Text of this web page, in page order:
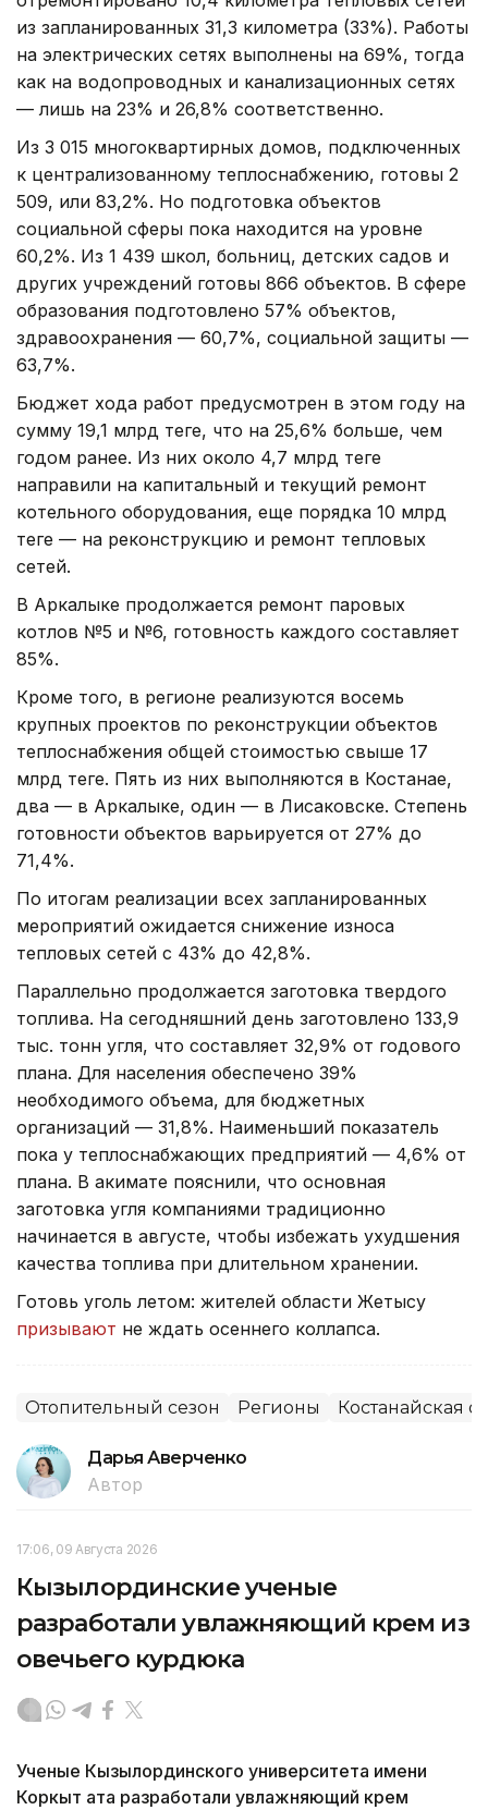
из запланированных 31,3 километра (33%). Работы
на электрических сетях выполнены на 69%, тогда
как на водопроводных и канализационных сетях
— лишь на 23% и 26,8% соответственно.
Из 3 015 многоквартирных домов, подключенных
к централизованному теплоснабжению, готовы 2
509, или 83,2%. Но подготовка объектов
социальной сферы пока находится на уровне
60,2%. Из 1 439 школ, больниц, детских садов и
других учреждений готовы 866 объектов. В сфере
образования подготовлено 57% объектов,
здравоохранения — 60,7%, социальной защиты —
63,7%.
Бюджет хода работ предусмотрен в этом году на
сумму 19,1 млрд теңге, что на 25,6% больше, чем
годом ранее. Из них около 4,7 млрд теңге
направили на капитальный и текущий ремонт
котельного оборудования, еще порядка 10 млрд
теңге — на реконструкцию и ремонт тепловых
сетей.
В Аркалыке продолжается ремонт паровых
котлов №5 и №6, готовность каждого составляет
85%.
Кроме того, в регионе реализуются восемь
крупных проектов по реконструкции объектов
теплоснабжения общей стоимостью свыше 17
млрд теңге. Пять из них выполняются в Костанае,
два — в Аркалыке, один — в Лисаковске. Степень
готовности объектов варьируется от 27% до
71,4%.
По итогам реализации всех запланированных
мероприятий ожидается снижение износа
тепловых сетей с 43% до 42,8%.
Параллельно продолжается заготовка твердого
топлива. На сегодняшний день заготовлено 133,9
тыс. тонн угля, что составляет 32,9% от годового
плана. Для населения обеспечено 39%
необходимого объема, для бюджетных
организаций — 31,8%. Наименьший показатель
пока у теплоснабжающих предприятий — 4,6% от
плана. В акимате пояснили, что основная
заготовка угля компаниями традиционно
начинается в августе, чтобы избежать ухудшения
качества топлива при длительном хранении.
Готовь уголь летом: жителей области Жетысу
призывают не ждать осеннего коллапса.
Отопительный сезон Регионы Костанайская
Дарья Аверченко
Автор
17:06, 09 Августа 2026
Кызылординские ученые
разработали увлажняющий крем из
овечьего курдюка
Ученые Кызылординского университета имени
Коркыт ата разработали увлажняющий крем